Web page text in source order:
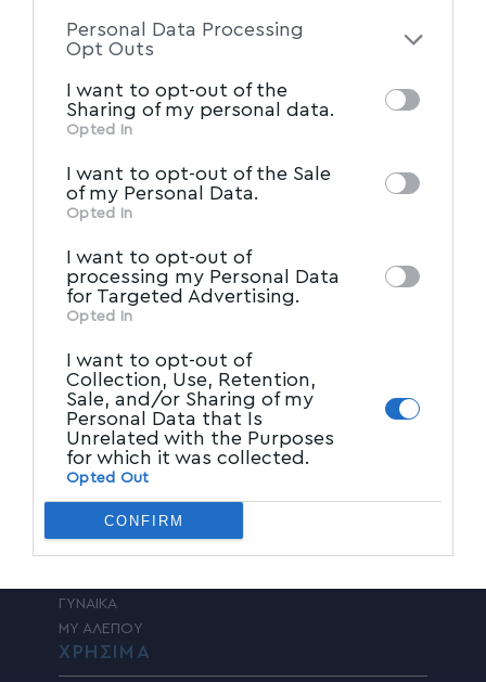
of the further disclosure of your personal
of downstream participants. This
information may also be disclosed by us to
Participantsthat may further disclose it to
other third parties.
Personal Data Processing
Opt Outs
I want to opt-out of the
Sharing of my personal data.
Opted In
I want to opt-out of the Sale
of my Personal Data.
Opted In
I want to opt-out of
processing my Personal Data
for Targeted Advertising.
Opted In
I want to opt-out of
Collection, Use, Retention,
Sale, and/or Sharing of my
Personal Data that Is
Unrelated with the Purposes
for which it was collected.
Opted Out
CONFIRM
ΔΗΛΩΣΗ ΣΥΜΜΟΡΦΩΣΗΣ ΜΕ ΤΗ
ΣΥΣΤΑΣΗ (ΕΕ) 2018/334
ΕΙΔΗΣΕΙΣ
ΠΡΩΤΗ ΣΕΛΙΔΑ
ΠΑΡΑΠΟΛΙΤΙΚΑ
ΚΟΙΝΩΝΙΑ
ΠΟΛΙΤΙΚΗ
ΤΑΔΕ ΕΦΗ
ΠΟΛΙΤΙΣΜΟΣ
ΥΓΕΙΑ
ΑΘΛΗΤΙΚΑ
ΚΟΣΜΟΣ
ADVERTORIAL
ΓΥΝΑΙΚΑ
MY ΑΛΕΠΟΥ
ΧΡΗΣΙΜΑ